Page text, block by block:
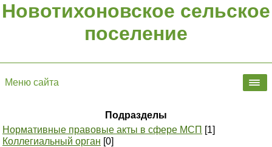
Новотихоновское сельское
поселение
Меню сайта
Подразделы
Нормативные правовые акты в сфере МСП [1]
Коллегиальный орган [0]